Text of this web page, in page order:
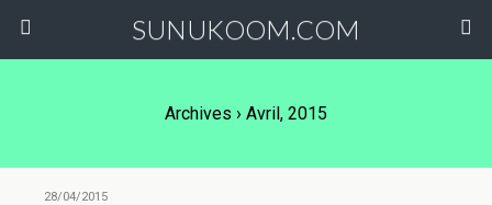
SUNUKOOM.COM
Archives › Avril, 2015
28/04/2015